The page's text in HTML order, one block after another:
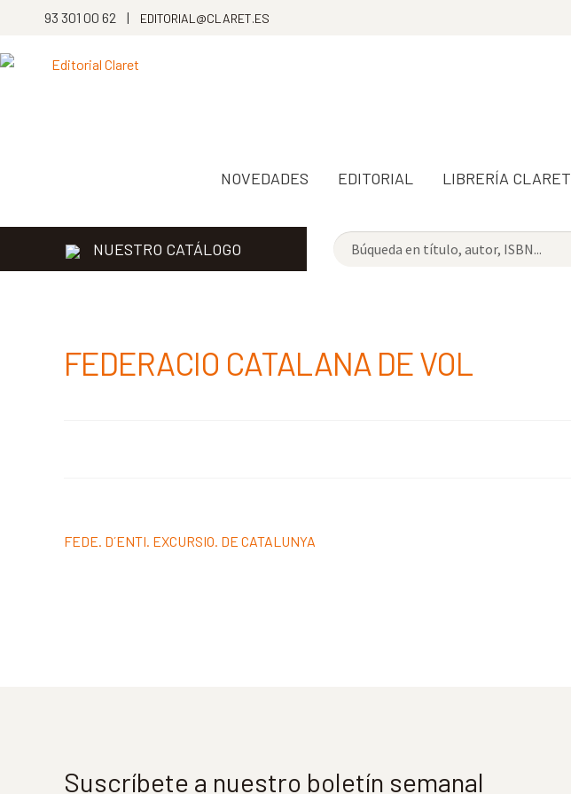
93 301 00 62 | EDITORIAL@CLARET.ES
NOVEDADES EDITORIAL LIBRERÍA CLARET
NUESTRO CATÁLOGO
FEDERACIO CATALANA DE VOL
Navegación
Anterior:
FEDE. D´ENTI. EXCURSIO. DE CATALUNYA
Suscríbete a nuestro boletín semanal